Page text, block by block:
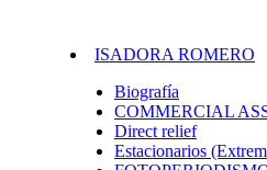
ISADORA ROMERO
Biografía
COMMERCIAL
Direct relief
Estacionarios